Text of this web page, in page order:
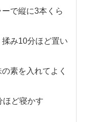
で縦に3本くら
み10分ほど置い
素を入れてよく
ほど寝かす